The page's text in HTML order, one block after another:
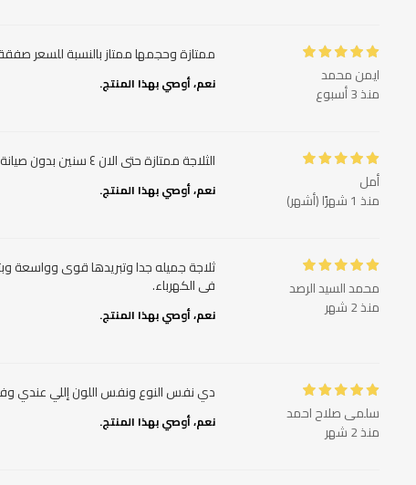
ايمن محمد
منذ 3 أسبوع
ممتازة وحجمها ممتاز بالنسبة للسعر
نعم، أوصي بهذا المنتج.
أمل
منذ 1 شهرًا (أشهر)
الثلاجة ممتازة حتى الان ٤ سنين بدون صيانة ما شاء الله سهلة التنظيف واسعة والارفف متينة وملحقات مفيدة
نعم، أوصي بهذا المنتج.
محمد السيد الرصد
منذ 2 شهر
ثلاجة جميله جدا وتبريدها قوى وواسعة
فى الكهرباء.
نعم، أوصي بهذا المنتج.
سلمى صلاح احمد
منذ 2 شهر
دي نفس النوع ونفس اللون إللي عندي
نعم، أوصي بهذا المنتج.